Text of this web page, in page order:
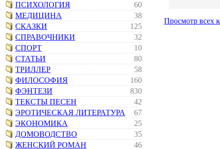
ПСИХОЛОГИЯ
60
МЕДИЦИНА
38
СКАЗКИ
125
СПРАВОЧНИКИ
32
СПОРТ
10
СТАТЬИ
80
ТРИЛЛЕР
58
ФИЛОСОФИЯ
160
ФЭНТЕЗИ
830
ТЕКСТЫ ПЕСЕН
42
ЭРОТИЧЕСКАЯ ЛИТЕРАТУРА
67
ЭКОНОМИКА
25
ДОМОВОДСТВО
35
ЖЕНСКИЙ РОМАН
46
Просмотр всех